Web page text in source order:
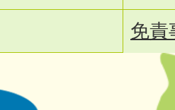
免責